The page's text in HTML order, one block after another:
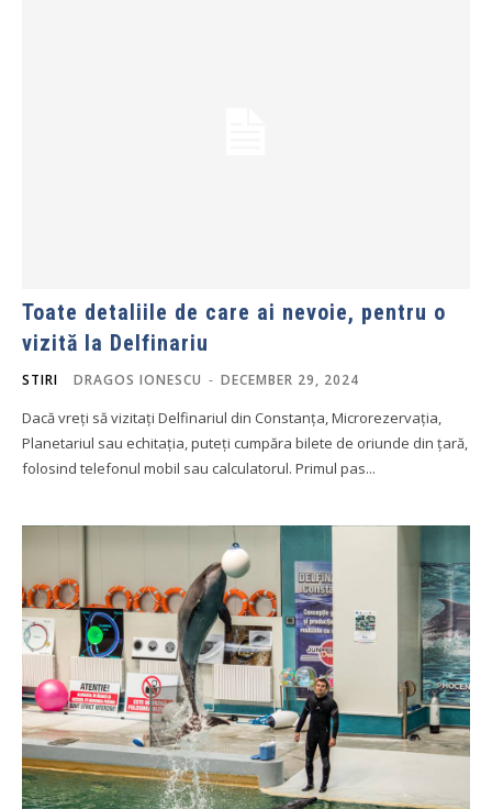
Toate detaliile de care ai nevoie, pentru o
vizită la Delfinariu
STIRI DRAGOS IONESCU - DECEMBER 29, 2024
Dacă vreți să vizitați Delfinariul din Constanța, Microrezervația,
Planetariul sau echitația, puteți cumpăra bilete de oriunde din țară,
folosind telefonul mobil sau calculatorul. Primul pas...